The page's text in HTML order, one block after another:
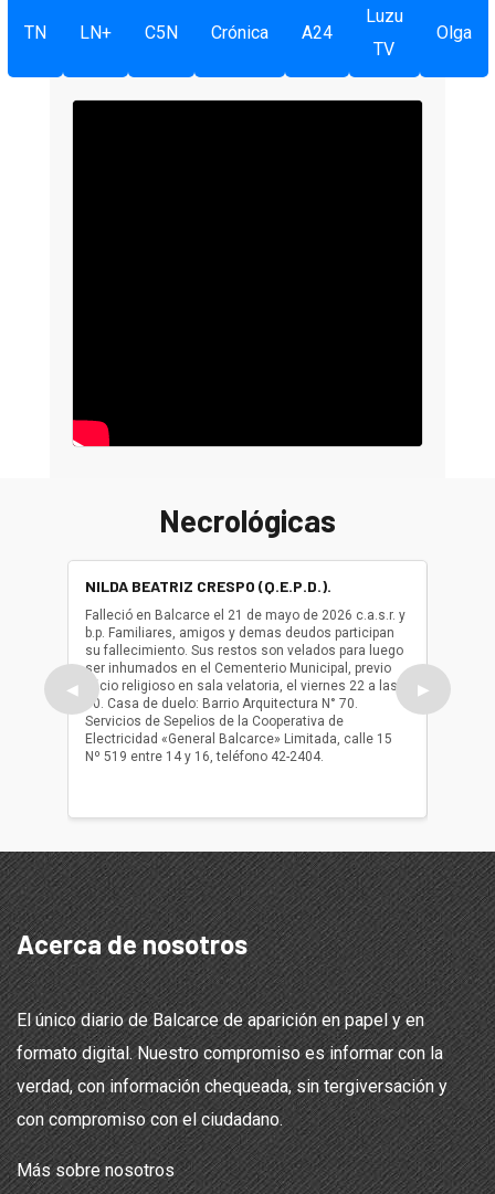
TN LN+ C5N Crónica A24
Luzu
TV
Olga
Necrológicas
◀
NILDA BEATRIZ CRESPO (Q.E.P.D.).
Falleció en Balcarce el 21 de mayo de 2026 c.a.s.r. y
b.p. Familiares, amigos y demas deudos participan
su fallecimiento. Sus restos son velados para luego
ser inhumados en el Cementerio Municipal, previo
oficio religioso en sala velatoria, el viernes 22 a las
10. Casa de duelo: Barrio Arquitectura N° 70.
Servicios de Sepelios de la Cooperativa de
Electricidad «General Balcarce» Limitada, calle 15
Nº 519 entre 14 y 16, teléfono 42-2404.
ser
oficio
▶
Acerca de nosotros
El único diario de Balcarce de aparición en papel y en
formato digital. Nuestro compromiso es informar con la
verdad, con información chequeada, sin tergiversación y
con compromiso con el ciudadano.
Más sobre nosotros